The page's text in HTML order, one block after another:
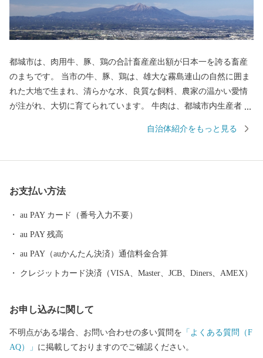
都城市は、肉用牛、豚、鶏の合計畜産産出額が日本一を誇る畜産
のまちです。 当市の牛、豚、鶏は、雄大な霧島連山の自然に囲ま
れた大地で生まれ、清らかな水、良質な飼料、農家の温かい愛情
が注がれ、大切に育てられています。 牛肉は、都城市内生産者の
徴です。 5年に一度和牛の日本一を決める「第12回全国和牛能力
質な肉質が特徴で多くのブランド豚が確立されています。 鶏肉
イモや地下深くからくみ上げられた清らかな水などを原料に作ら
れ、全国の愛飲家に愛されています。市内４つの蔵元が生み出
す、吟味を重ねた味わい深い個性的な焼酎は、たくさんの人たち
自治体紹介をもっと見る
お支払い方法
au PAY カード（番号入力不要）
au PAY 残高
au PAY（auかんたん決済）通信料金合算
クレジットカード決済（VISA、Master、JCB、Diners、AMEX）
お申し込みに関して
不明点がある場合、お問い合わせの多い質問を 「よくある質問（F
AQ）」 に掲載しておりますのでご確認ください。